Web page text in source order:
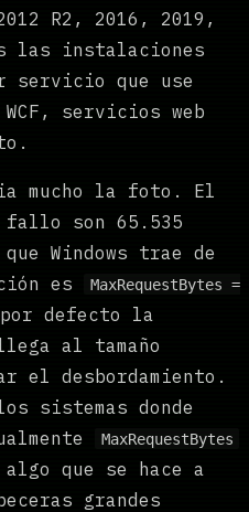
R2, 2016, 2019,
las instalaciones
servicio que use
servicios web
mucho la foto. El
fallo son 65.535
Windows trae de
es
MaxRequestBytes =
defecto la
al tamaño
el desbordamiento.
sistemas donde
MaxRequestBytes
que se hace a
grandes